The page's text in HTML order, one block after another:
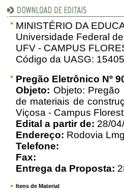
MINISTÉRIO DA
Universidade Federal
UFV - CAMPUS
Código da UASG:
Pregão Eletrônico Nº
Objeto: Objeto:
de materiais de
Viçosa - Campus
Edital a partir de: 28/
Endereço: Rodovia
Telefone:
Fax:
Entrega da Proposta:
Itens de Material